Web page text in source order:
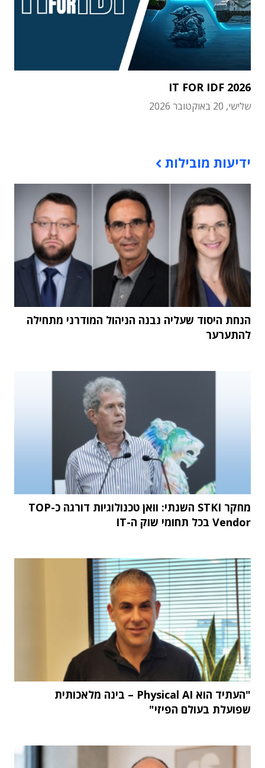
IT FOR IDF 2026
שלישי, 20 באוקטובר 2026
ידיעות מובילות
הנחת היסוד שעליה נבנה הניהול המודרני מתחילה
להתערער
מחקר STKI השנתי: וואן טכנולוגיות דורגה כ-TOP
Vendor בכל תחומי שוק ה-IT
"העתיד הוא Physical AI – בינה מלאכותית
שפועלת בעולם הפיזי"